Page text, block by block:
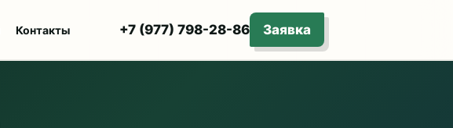
Контакты +7 (977) 798-28-86 Заявка